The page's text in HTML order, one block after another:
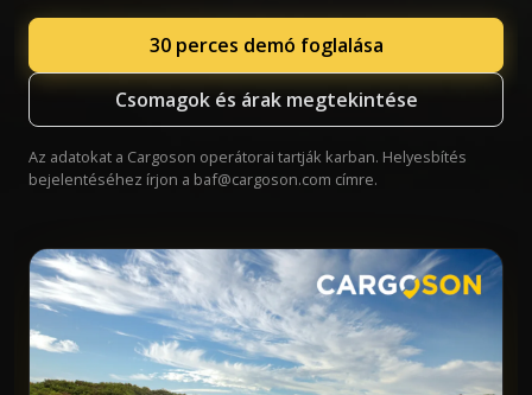
30 perces demó foglalása
Csomagok és árak megtekintése
Az adatokat a Cargoson operátorai tartják karban. Helyesbítés
bejelentéséhez írjon a baf@cargoson.com címre.